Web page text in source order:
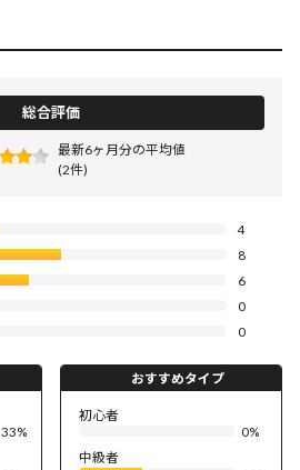
総合評価
最新6ヶ月分の平均値
(2件)
4
8
6
0
0
33%
おすすめタイプ
初心者
0%
中級者